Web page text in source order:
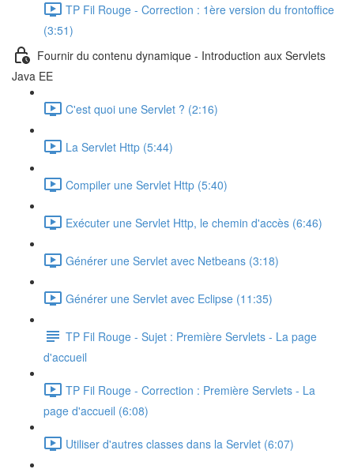
TP Fil Rouge - Correction : 1ère version du frontoffice
(3:51)
Fournir du contenu dynamique - Introduction aux Servlets
Java EE
C'est quoi une Servlet ? (2:16)
La Servlet Http (5:44)
Compiler une Servlet Http (5:40)
Exécuter une Servlet Http, le chemin d'accès (6:46)
Générer une Servlet avec Netbeans (3:18)
Générer une Servlet avec Eclipse (11:35)
TP Fil Rouge - Sujet : Première Servlets - La page
d'accueil
TP Fil Rouge - Correction : Première Servlets - La
page d'accueil (6:08)
Utiliser d'autres classes dans la Servlet (6:07)